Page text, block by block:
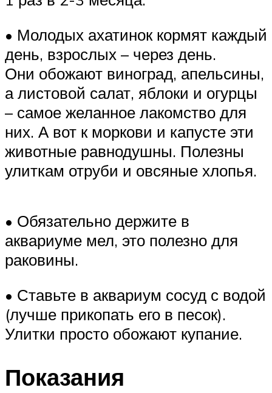
• Молодых ахатинок кормят каждый
день, взрослых – через день.
Они обожают виноград, апельсины,
а листовой салат, яблоки и огурцы
– самое желанное лакомство для
них. А вот к моркови и капусте эти
животные равнодушны. Полезны
улиткам отруби и овсяные хлопья.
• Обязательно держите в
аквариуме мел, это полезно для
раковины.
• Ставьте в аквариум сосуд с водой
(лучше прикопать его в песок).
Улитки просто обожают купание.
Показания